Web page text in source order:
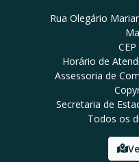
Rua Olegário
Horário de
Assessoria de
Secretaria de
Todos os